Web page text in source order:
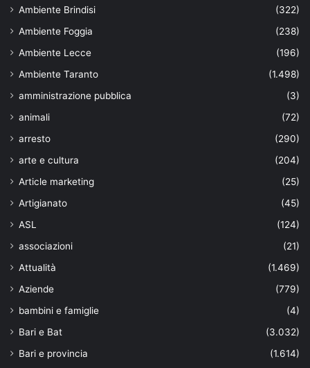
Ambiente Brindisi
(322)
Ambiente Foggia
(238)
Ambiente Lecce
(196)
Ambiente Taranto
(1.498)
amministrazione pubblica
(3)
animali
(72)
arresto
(290)
arte e cultura
(204)
Article marketing
(25)
Artigianato
(45)
ASL
(124)
associazioni
(21)
Attualità
(1.469)
Aziende
(779)
bambini e famiglie
(4)
Bari e Bat
(3.032)
Bari e provincia
(1.614)